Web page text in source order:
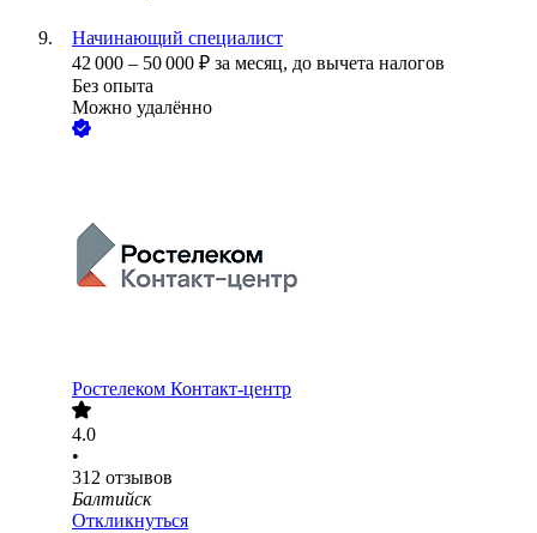
Начинающий специалист
42 000 – 50 000 ₽ за месяц, до вычета налогов
Без опыта
Можно удалённо
Ростелеком Контакт-центр
4.0
•
312 отзывов
Балтийск
Откликнуться